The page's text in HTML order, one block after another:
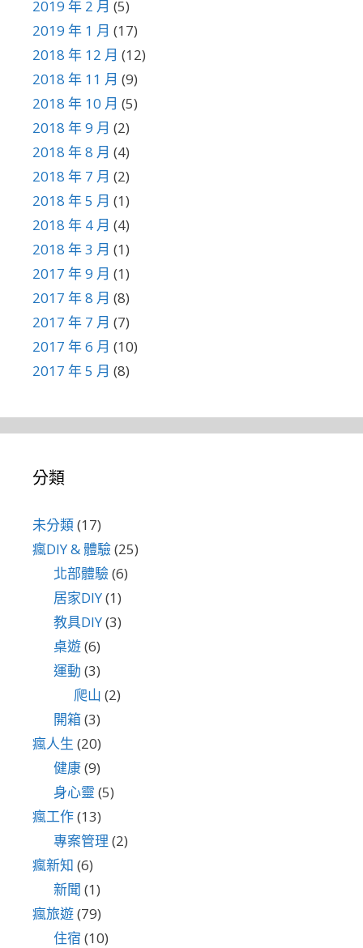
2019 年 2 月 (5)
2019 年 1 月 (17)
2018 年 12 月 (12)
2018 年 11 月 (9)
2018 年 10 月 (5)
2018 年 9 月 (2)
2018 年 8 月 (4)
2018 年 7 月 (2)
2018 年 5 月 (1)
2018 年 4 月 (4)
2018 年 3 月 (1)
2017 年 9 月 (1)
2017 年 8 月 (8)
2017 年 7 月 (7)
2017 年 6 月 (10)
2017 年 5 月 (8)
分類
未分類(17)
瘋DIY & 體驗(25)
北部體驗(6)
居家DIY(1)
教具DIY(3)
桌遊(6)
運動 (3)
爬山 (2)
開箱(3)
瘋人生 (20)
健康(9)
身心靈 (5)
瘋工作(13)
專案管理 (2)
瘋新知 (6)
新聞 (1)
瘋旅遊(79)
住宿 (10)